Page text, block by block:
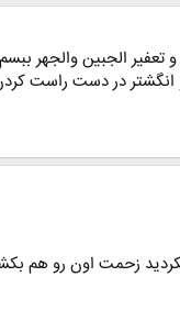
الجبین والجهر ببسم
(17 ركعت نماز واجب و 34 ركعت نافله) و زیارت
زحمت اون رو هم